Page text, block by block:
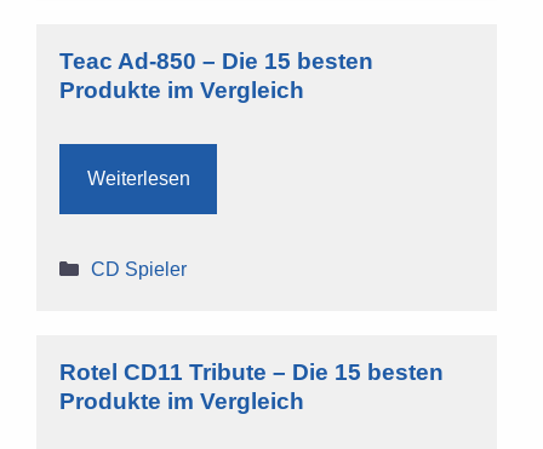
Teac Ad-850 – Die 15 besten
Produkte im Vergleich
Weiterlesen
Kategorien
CD Spieler
Rotel CD11 Tribute – Die 15 besten
Produkte im Vergleich